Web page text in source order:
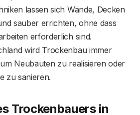
lassen sich Wände, Decken
sauber errichten, ohne dass
erforderlich sind.
wird Trockenbau immer
Neubauten zu realisieren oder
zu sanieren.
Trockenbauers in